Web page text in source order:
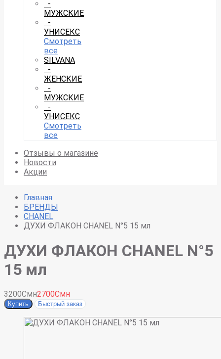
-
МУЖСКИЕ
-
УНИСЕКС
Смотреть
все
SILVANA
-
ЖЕНСКИЕ
-
МУЖСКИЕ
-
УНИСЕКС
Смотреть
все
Отзывы о магазине
Новости
Акции
Главная
БРЕНДЫ
CHANEL
ДУХИ ФЛАКОН CHANEL N°5 15 мл
ДУХИ ФЛАКОН CHANEL N°5
15 мл
3200Смн2700Смн
Купить Быстрый заказ